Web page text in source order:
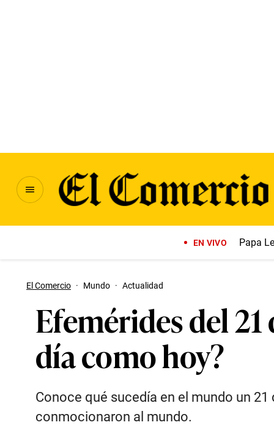
EN VIVO Papa
El Comercio · Mundo · Actualidad
Efemérides del
día como hoy?
Conoce qué sucedía en el mundo un
conmocionaron al mundo.